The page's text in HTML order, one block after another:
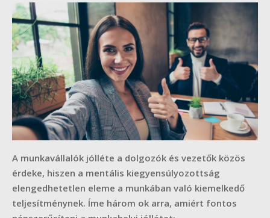
A munkavállalók jólléte a dolgozók és vezetők közös
érdeke, hiszen a mentális kiegyensúlyozottság
elengedhetetlen eleme a munkában való kiemelkedő
teljesítménynek. Íme három ok arra, amiért fontos